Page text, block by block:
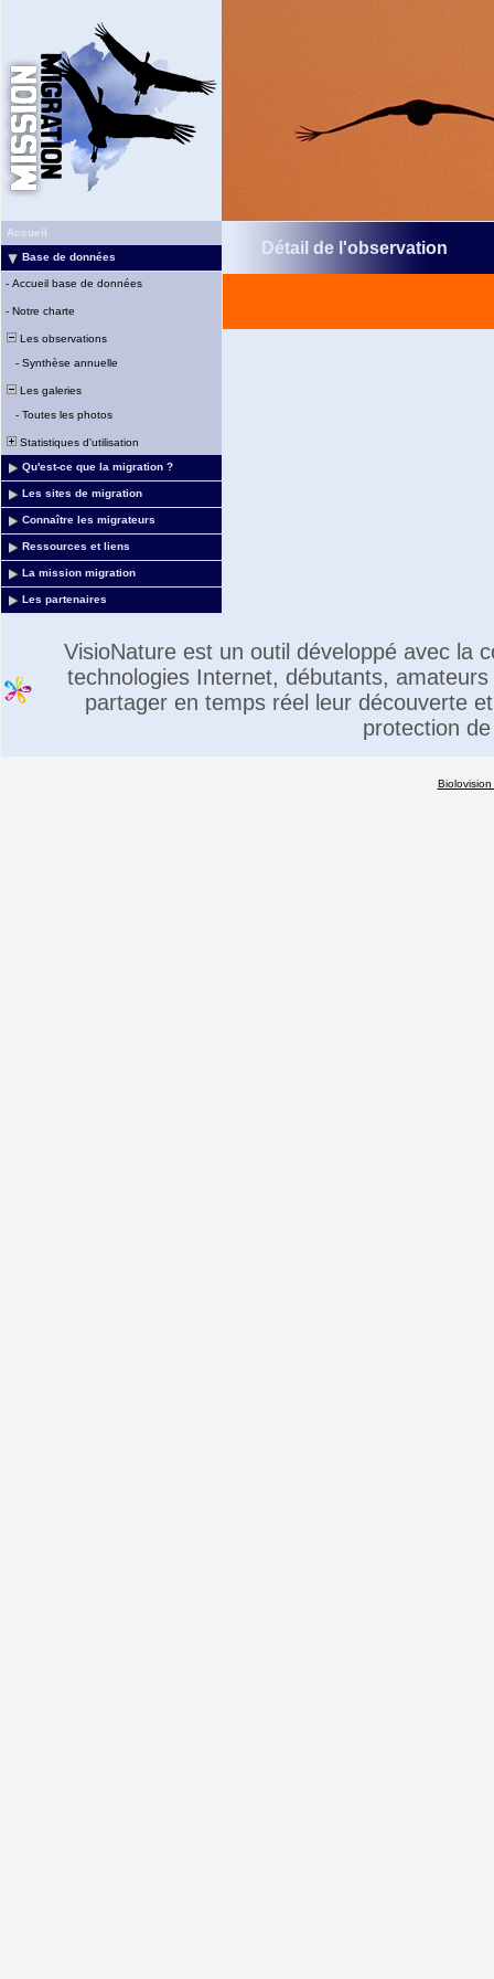
Accueil
Base de données
- Accueil base de données
- Notre charte
Les observations
- Synthèse annuelle
Les galeries
- Toutes les photos
Statistiques d'utilisation
Qu'est-ce que la migration ?
Les sites de migration
Connaître les migrateurs
Ressources et liens
La mission migration
Les partenaires
Détail de l'observation
VisioNature est un outil développé avec la
technologies Internet, débutants,
partager en temps réel leur découverte
protection
Biolovision